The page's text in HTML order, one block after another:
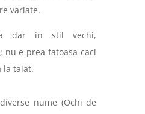
variate.
dar in stil vechi,
; nu e prea fatoasa caci
la taiat.
nume (Ochi de